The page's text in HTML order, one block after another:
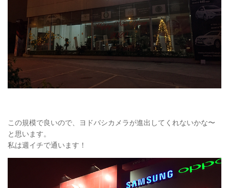
この規模で良いので、ヨドバシカメラが進出してくれないかな〜
と思います。
私は週イチで通います！